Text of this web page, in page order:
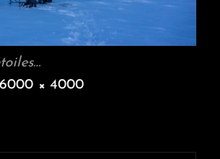
6000 × 4000